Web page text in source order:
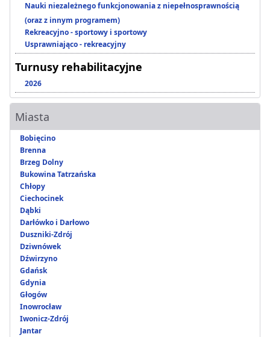
Nauki niezależnego funkcjonowania z niepełnosprawnością
(oraz z innym programem)
Rekreacyjno - sportowy i sportowy
Usprawniająco - rekreacyjny
Turnusy rehabilitacyjne
2026
Miasta
Bobięcino
Brenna
Brzeg Dolny
Bukowina Tatrzańska
Chłopy
Ciechocinek
Dąbki
Darłówko i Darłowo
Duszniki-Zdrój
Dziwnówek
Dźwirzyno
Gdańsk
Gdynia
Głogów
Inowrocław
Iwonicz-Zdrój
Jantar